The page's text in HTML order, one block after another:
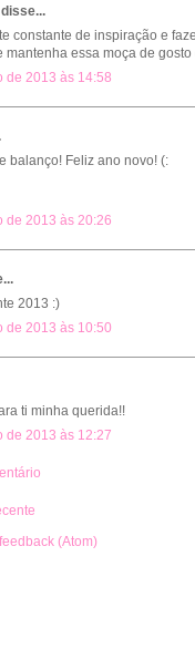
disse...
constante de inspiração e
mantenha essa moça de gosto
de 2013 às 14:58
balanço! Feliz ano novo! (:
de 2013 às 20:26
2013 :)
de 2013 às 10:50
ti minha querida!!
de 2013 às 12:27
(Atom)